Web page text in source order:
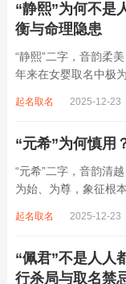
“静熙”为何不是
衡与命理隐患
“静熙”二字，音韵柔
年来在女婴取名中极
象，实藏金水偏寒、
起名取名 2025-12-23
“元希”为何慎用
“元希”二字，音韵清
为始、为尊，象征根
象。然姓名非止文雅
起名取名 2025-12-23
“佩君”不是人人
行杀局与取名禁